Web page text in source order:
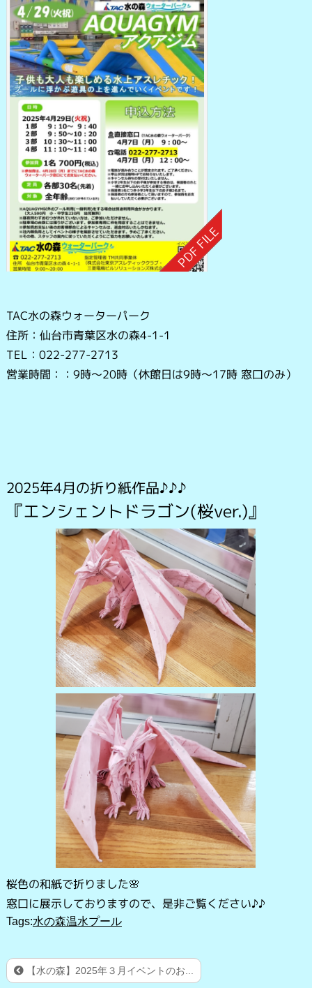
TAC水の森ウォーターパーク
住所：仙台市青葉区水の森4-1-1
TEL：022-277-2713
営業時間：：9時～20時（休館日は9時～17時 窓口のみ）
2025年4月の折り紙作品♪♪♪
『エンシェントドラゴン(桜ver.)』
桜色の和紙で折りました🌸
窓口に展示しておりますので、是非ご覧ください♪♪
Tags:水の森温水プール
【水の森】2025年３月イベントのお...